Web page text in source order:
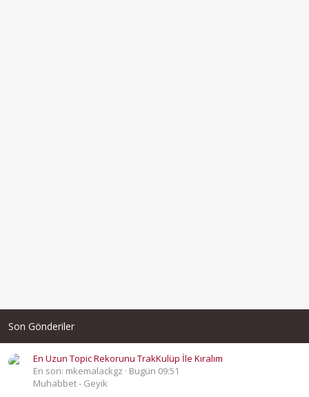
Son Gönderiler
En Uzun Topic Rekorunu TrakKulüp İle Kıralım
En son: mkemalackgz
Bugün 09:51
Muhabbet - Geyik